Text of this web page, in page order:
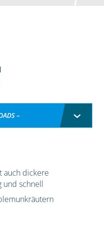
–
auch dickere
und schnell